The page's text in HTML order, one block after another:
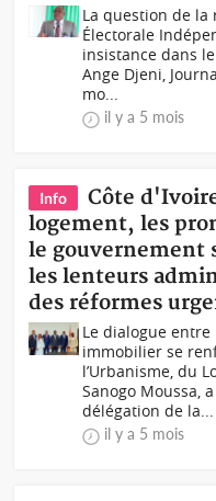
La question de la
Électorale
insistance dans
Ange Djeni,
mo...
il y a 5 mois
Info
Côte
logement, les
le gouvernement
les lenteurs
des réformes
Le dialogue entre
immobilier se
l’Urbanisme, du
Sanogo Moussa,
délégation de la...
il y a 5 mois